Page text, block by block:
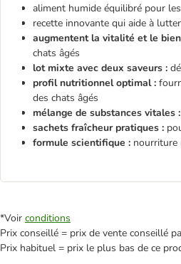
aliment humide équilibré pour
recette innovante qui aide à
augmentent la vitalité et le
chats âgés
lot mixte avec deux saveurs :
profil nutritionnel optimal :
des chats âgés
mélange de substances vitales :
sachets fraîcheur pratiques :
formule scientifique : nourriture
*Voir conditions
Prix conseillé = prix de vente conseillé
Prix habituel = prix le plus bas de ce